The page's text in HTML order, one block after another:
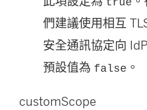
true
們建議使用相互
安全通訊協定向
預設值為 false 。
customScope